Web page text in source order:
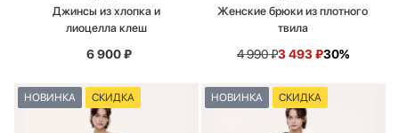
Джинсы из хлопка и
лиоцелла клеш
6 900₽
Женские брюки из плотного
твила
4 990₽3 493₽30%
НОВИНКА СКИДКА НОВИНКА СКИДКА